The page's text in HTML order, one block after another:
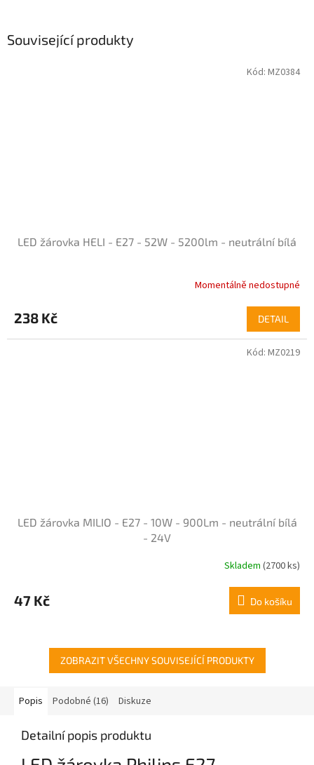
Související produkty
LED žárovka HELI - E27 - 52W - 5200lm - neutrální bílá
produktu
je
4,0
Momentálně nedostupné
238 Kč DETAIL
Kód: MZ0384
LED žárovka MILIO - E27 - 10W - 900Lm - neutrální bílá
- 24V
produktu
je
Skladem(2700 ks)
47 Kč Do košíku
Kód: MZ0219
ZOBRAZIT VŠECHNY SOUVISEJÍCÍ PRODUKTY
Popis Podobné (16) Diskuze
Detailní popis produktu